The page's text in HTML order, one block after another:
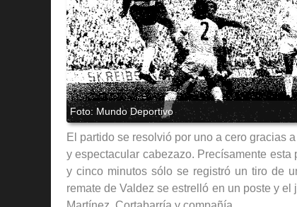
El partido se resolvió por uno a cero gracias
y espectacular cabezazo. Precísamente
y cinco minutos sólo se registró un tiro de
remate de Valdez se estrelló en un poste y